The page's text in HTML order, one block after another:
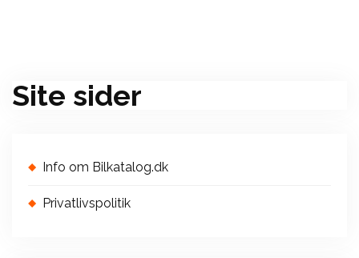
Site sider
Info om Bilkatalog.dk
Privatlivspolitik